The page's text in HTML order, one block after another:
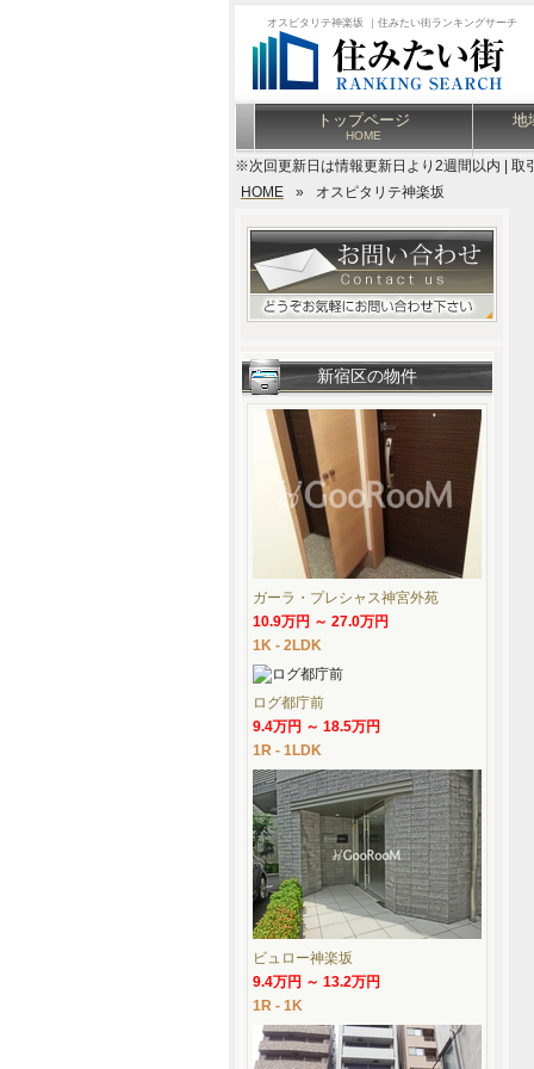
オスピタリテ神楽坂 ｜住みたい街ランキングサーチ
トップページ
HOME
地
※次回更新日は情報更新日より2週間以内 | 取
HOME
» オスピタリテ神楽坂
新宿区の物件
ガーラ・プレシャス神宮外苑
10.9万円 ～ 27.0万円
1K - 2LDK
ログ都庁前
9.4万円 ～ 18.5万円
1R - 1LDK
ビュロー神楽坂
9.4万円 ～ 13.2万円
1R - 1K